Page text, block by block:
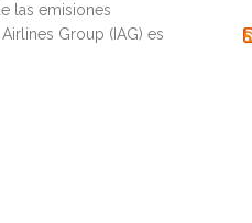
las emisiones
Group (IAG) es